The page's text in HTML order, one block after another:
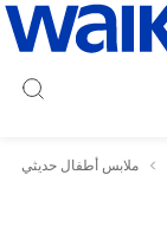
ملابس أطفال حديثي